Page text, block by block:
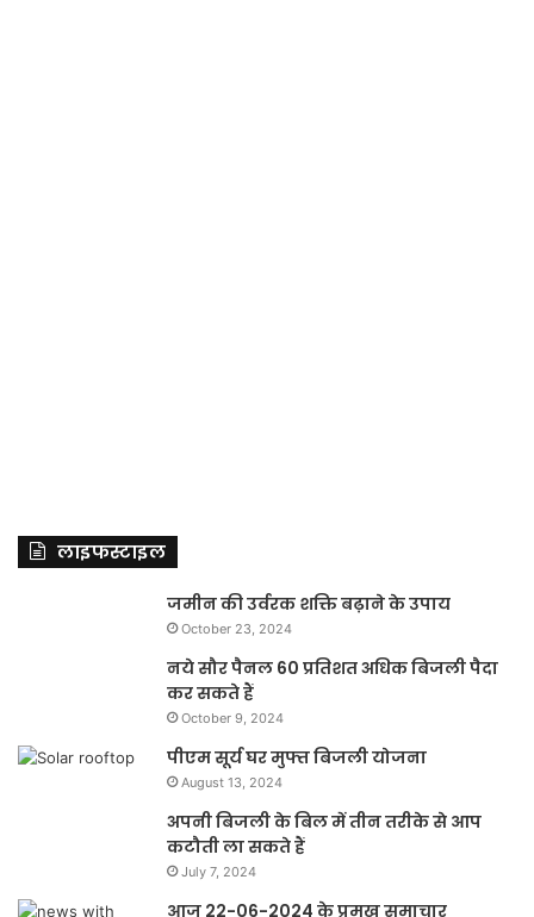
लाइफस्टाइल
जमीन की उर्वरक शक्ति बढ़ाने के उपाय
October 23, 2024
नये सौर पैनल 60 प्रतिशत अधिक बिजली पैदा
कर सकते हैं
October 9, 2024
पीएम सूर्य घर मुफ्त बिजली योजना
August 13, 2024
अपनी बिजली के बिल में तीन तरीके से आप
कटौती ला सकते हैं
July 7, 2024
आज 22-06-2024 के प्रमुख समाचार